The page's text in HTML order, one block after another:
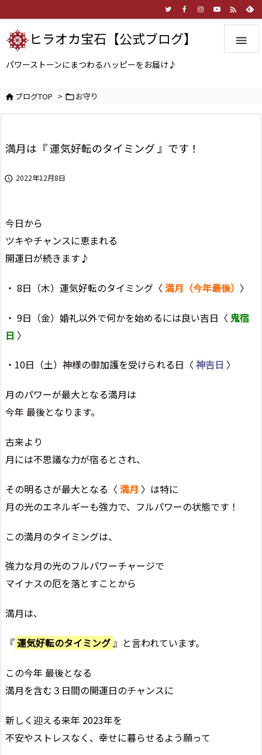


ヒラオカ宝石【公式ブログ】
パワーストーンにまつわるハッピーをお届け♪
ブログTOP > お守り
満月は『 運気好転のタイミング 』です！
 2022年12月8日
今日から
ツキやチャンスに恵まれる
開運日が続きます♪
・ 8日（木）運気好転のタイミング〈 満月（今年最後） 〉
・ 9日（金）婚礼以外で何かを始めるには良い吉日〈 鬼宿
日 〉
・10日（土）神様の御加護を受けられる日〈 神吉日 〉
月のパワーが最大となる満月は
今年 最後となります。
古来より
月には不思議な力が宿るとされ、
その明るさが最大となる〈 満月 〉は特に
月の光のエネルギーも強力で、フルパワーの状態です！
この満月のタイミングは、
強力な月の光のフルパワーチャージで
マイナスの厄を落とすことから
満月は、
『運気好転のタイミング』と言われています。
この今年 最後となる
満月を含む３日間の開運日のチャンスに
新しく迎える来年 2023年を
不安やストレスなく、幸せに暮らせるよう願って